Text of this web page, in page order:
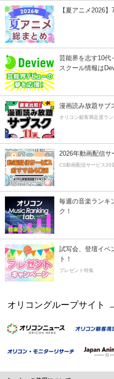
【夏アニメ2026
芸能界を志す10代
スクール情報は
漫画読み放題サブ
オリコン顧客満足度ラ
2026年動画配信サ
CS動画配信サービス20
毎週の音楽ランキ
ク！
試写会、登壇イベ
ト！
プレゼント特集
オリコングループサイト